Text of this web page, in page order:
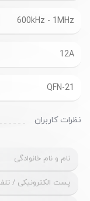
600kHz - 1MHz
12A
QFN-21
نظرات کاربران